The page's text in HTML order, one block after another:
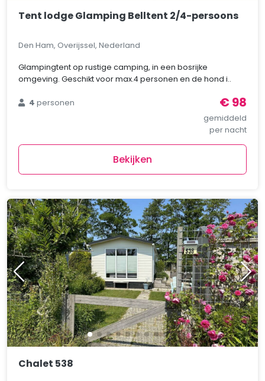
Tent lodge Glamping Belltent 2/4-persoons
Den Ham, Overijssel, Nederland
Glampingtent op rustige camping, in een bosrijke
omgeving. Geschikt voor max.4 personen en de hond i..
4personen € 98
gemiddeld
per nacht
Bekijken
Chalet 538